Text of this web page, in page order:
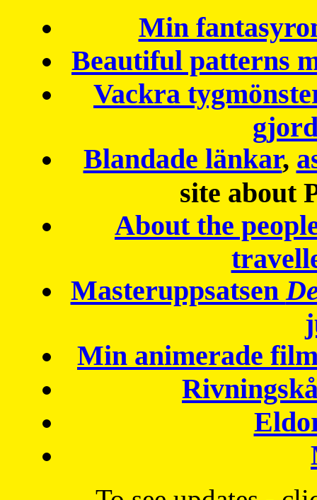
Min
Beautiful patterns
Vackra
Blandade länkar,
site about
About the
Masteruppsatsen
Min animerade